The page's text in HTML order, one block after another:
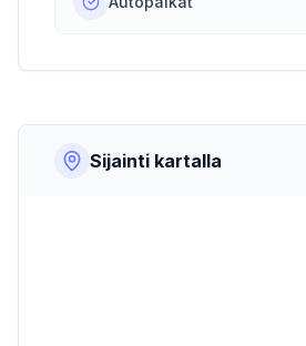
Sijainti kartalla